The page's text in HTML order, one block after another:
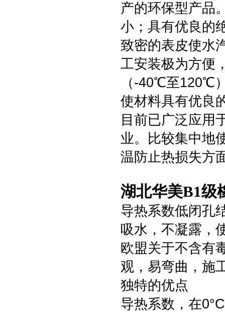
产的环保型产品
小；具有优良的
致密的表皮使水
工安装极为方便
（-40℃至120℃
使材料具有优良
目前已广泛应用
业。比较集中地
温防止热损失方
湖北华美B1级
导热系数低闭孔
吸水，不凝露，
欧盟关于不含有
观，易弯曲，施
独特的优点
导热系数，在